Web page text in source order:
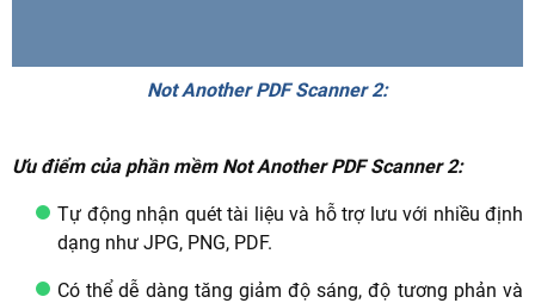
Not Another PDF Scanner 2:
Ưu điểm của phần mềm Not Another PDF Scanner 2:
Tự động nhận quét tài liệu và hỗ trợ lưu với nhiều định
dạng như JPG, PNG, PDF.
Có thể dễ dàng tăng giảm độ sáng, độ tương phản và